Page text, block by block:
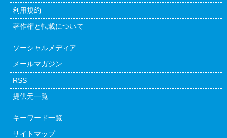
利用規約
著作権と転載について
ソーシャルメディア
メールマガジン
RSS
提供元一覧
キーワード一覧
サイトマップ